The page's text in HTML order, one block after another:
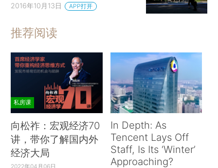
2016年10月13日 APP打开
推荐阅读
私房课
向松祚：宏观经济70
讲，带你了解国内外
经济大局
2022年04月06日
In Depth: As
Tencent Lays Off
Staff, Is Its ‘Winter’
Approaching?